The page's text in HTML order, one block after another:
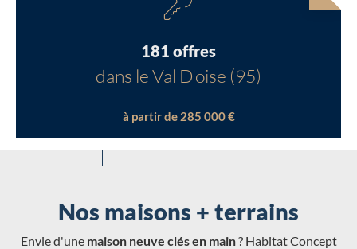
181 offres
dans le Val D'oise (95)
à partir de 285 000 €
Nos maisons + terrains
Envie d'une maison neuve clés en main? Habitat Concept